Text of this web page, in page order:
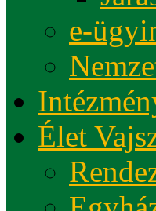
e-
Élet